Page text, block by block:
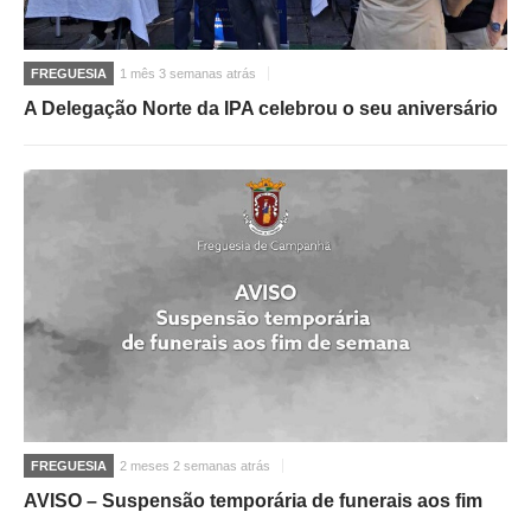
FREGUESIA 1 mês 3 semanas atrás
A Delegação Norte da IPA celebrou o seu aniversário
FREGUESIA 2 meses 2 semanas atrás
AVISO – Suspensão temporária de funerais aos fim